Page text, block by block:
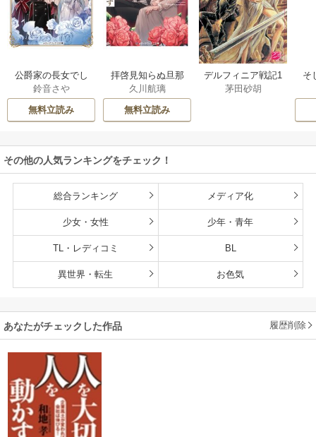
公爵家の長女でし
た
鈴音さや
無料立読み
拝啓見知らぬ旦那
様、離婚していた
だきます
久川航璃
無料立読み
デルフィニア戦記1
茅田砂胡
そ
その他の人気ランキングをチェック！
総合ランキング メディア化
少女・女性 少年・青年
TL・レディコミ BL
異世界・転生 お色気
あなたがチェックした作品 履歴削除